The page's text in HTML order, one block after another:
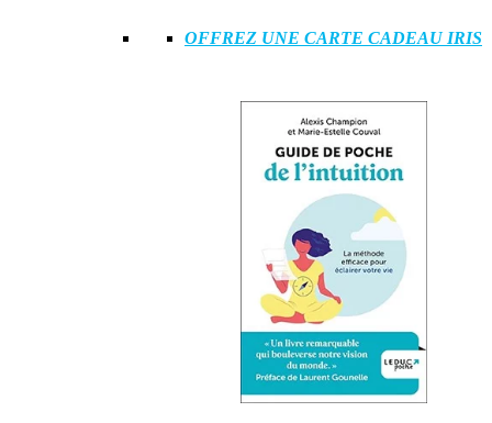
OFFREZ UNE CARTE CADEAU IRIS